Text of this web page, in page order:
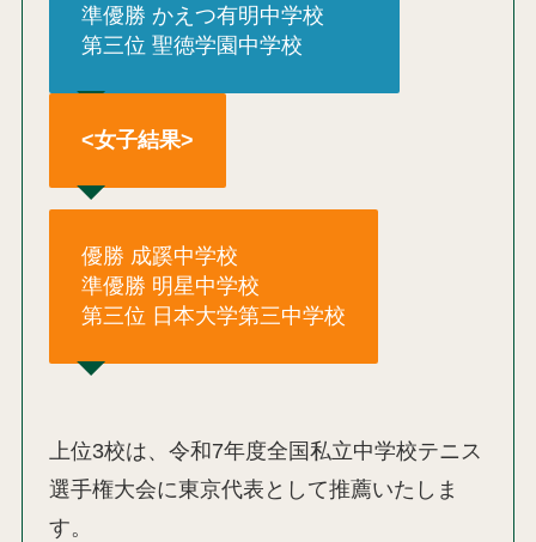
準優勝 かえつ有明中学校
第三位 聖徳学園中学校
<女子結果>
優勝 成蹊中学校
準優勝 明星中学校
第三位 日本大学第三中学校
上位3校は、令和7年度全国私立中学校テニス
選手権大会に東京代表として推薦いたしま
す。